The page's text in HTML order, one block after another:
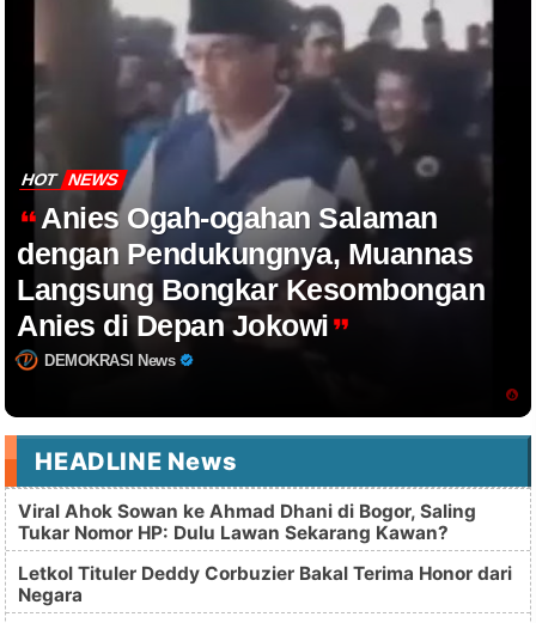
HOT NEWS
Anies Ogah-ogahan Salaman
dengan Pendukungnya, Muannas
Langsung Bongkar Kesombongan
Anies di Depan Jokowi
DEMOKRASI News
HEADLINE News
Viral Ahok Sowan ke Ahmad Dhani di Bogor, Saling
Tukar Nomor HP: Dulu Lawan Sekarang Kawan?
Letkol Tituler Deddy Corbuzier Bakal Terima Honor dari
Negara